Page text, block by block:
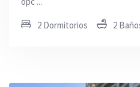
2 Dormitorios 2